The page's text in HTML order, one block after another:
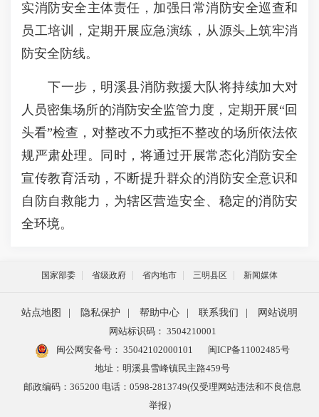
实消防安全主体责任，加强日常消防安全巡查和
员工培训，定期开展应急演练，从源头上筑牢消
防安全防线。
下一步，明溪县消防救援大队将持续加大对
人员密集场所的消防安全监管力度，定期开展“回
头看”检查，对整改不力或拒不整改的场所依法依
规严肃处理。同时，将通过开展常态化消防安全
宣传教育活动，不断提升群众的消防安全意识和
自防自救能力，为辖区营造安全、稳定的消防安
全环境。
国家部委 省级政府 省内地市 三明县区 新闻媒体
站点地图 隐私保护 帮助中心 联系我们
网站说明
网站标识码： 3504210001
闽公网安备号： 35042102000101
闽ICP备11002485号
地址：明溪县雪峰镇民主路459号
邮政编码：365200 电话：0598-2813749(仅受理网站违法和不良信息
举报）